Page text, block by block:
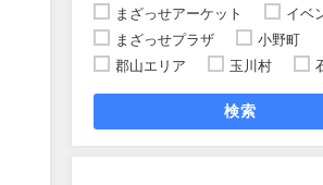
まざっせアーケット
イベ
まざっせプラザ
小野町
郡山エリア
玉川村
検索